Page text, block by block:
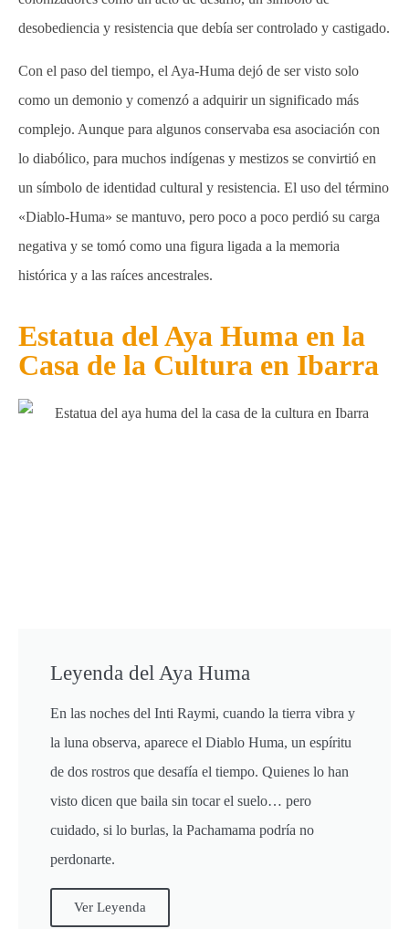
desobediencia y resistencia que debía ser controlado y castigado.
Con el paso del tiempo, el Aya-Huma dejó de ser visto solo
como un demonio y comenzó a adquirir un significado más
complejo. Aunque para algunos conservaba esa asociación con
lo diabólico, para muchos indígenas y mestizos se convirtió en
un símbolo de identidad cultural y resistencia. El uso del término
«Diablo-Huma» se mantuvo, pero poco a poco perdió su carga
negativa y se tomó como una figura ligada a la memoria
histórica y a las raíces ancestrales.
Estatua del Aya Huma en la
Casa de la Cultura en Ibarra
Leyenda del Aya Huma
En las noches del Inti Raymi, cuando la tierra vibra y
la luna observa, aparece el Diablo Huma, un espíritu
de dos rostros que desafía el tiempo. Quienes lo han
visto dicen que baila sin tocar el suelo… pero
cuidado, si lo burlas, la Pachamama podría no
perdonarte.
Ver Leyenda